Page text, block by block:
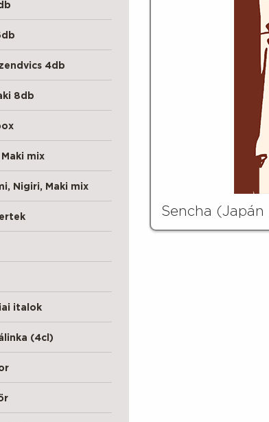
4db
8db
mix
Nigiri, Maki mix
italok
(4cl)
Sencha (Japán